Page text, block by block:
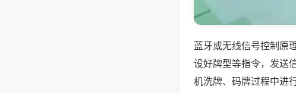
蓝牙或无线信号控制原
设好牌型等指令，发送
机洗牌、码牌过程中进